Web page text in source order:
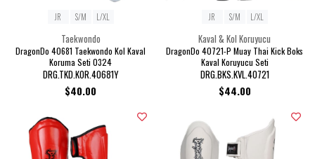
Taekwondo
DragonDo 40681 Taekwondo Kol Kaval
Koruma Seti 0324
DRG.TKD.KOR.40681Y
$40.00
JR S/M L/XL
Kaval & Kol Koruyucu
DragonDo 40721-P Muay Thai Kick Boks
Kaval Koruyucu Seti
DRG.BKS.KVL.40721
$44.00
JR S/M L/XL